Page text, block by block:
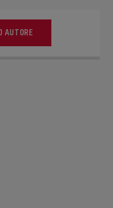
AUTORE